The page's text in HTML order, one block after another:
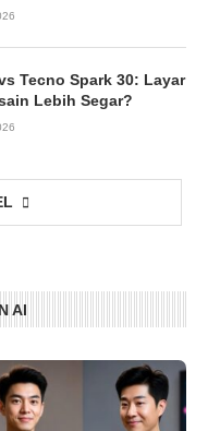
Tecno Spark 30: Layar
Lebih Segar?
AI